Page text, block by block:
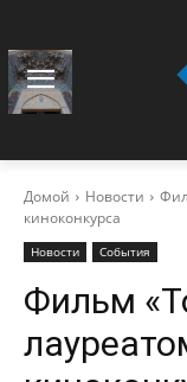
Домой Новости
киноконкурса
Новости События
Фильм